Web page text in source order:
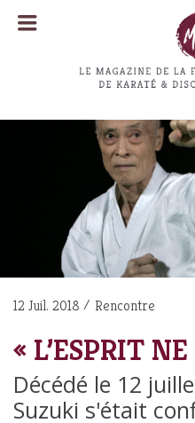
12 Juil. 2018 Rencontre
« L’ESPRIT
Décédé le 12
Suzuki s'était